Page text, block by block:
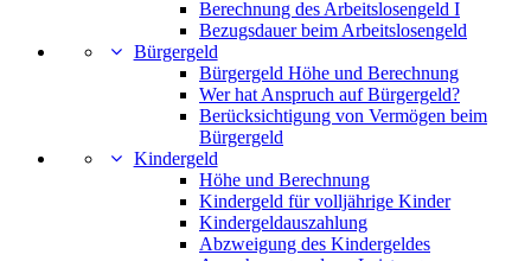
Berechnung des Arbeitslosengeld I
Bezugsdauer beim Arbeitslosengeld
Bürgergeld
Bürgergeld Höhe und Berechnung
Wer hat Anspruch auf Bürgergeld?
Berücksichtigung von Vermögen beim
Bürgergeld
Kindergeld
Höhe und Berechnung
Kindergeld für volljährige Kinder
Kindergeldauszahlung
Abzweigung des Kindergeldes